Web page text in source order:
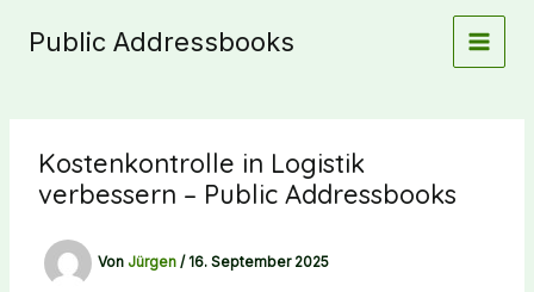
InhaltPublic Addressbooks
Kostenkontrolle in Logistik
verbessern – Public Addressbooks
Von Jürgen / 16. September 2025